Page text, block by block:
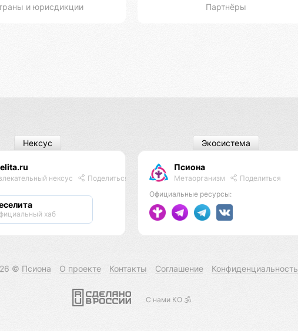
и юрисдикции Партнёры
нексус Поделиться
хаб
Нексус
Псиона
Метаорганизм
Поделиться
Официальные ресурсы:
Экосистема
© Псиона О проекте Контакты Соглашение Конфиденциальность
С нами КО 🕉️